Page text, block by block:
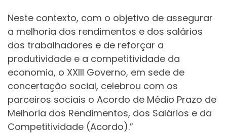
Neste contexto, com o objetivo de assegurar
a melhoria dos rendimentos e dos salários
dos trabalhadores e de reforçar a
produtividade e a competitividade da
economia, o XXIII Governo, em sede de
concertação social, celebrou com os
parceiros sociais o Acordo de Médio Prazo de
Melhoria dos Rendimentos, dos Salários e da
Competitividade (Acordo).”